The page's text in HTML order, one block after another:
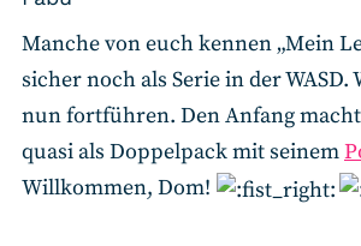
Manche von euch kennen „Mein
sicher noch als Serie in der WASD.
nun fortführen. Den Anfang macht
quasi als Doppelpack mit seinem
Willkommen, Dom!